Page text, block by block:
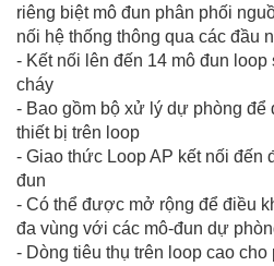
riêng biệt mô đun phân phối
nối hệ thống thông qua các đầu
- Kết nối lên đến 14 mô đun
cháy
- Bao gồm bộ xử lý dự phòng để
thiết bị trên loop
- Giao thức Loop AP kết nối đến
đun
- Có thể được mở rộng để điều
đa vùng với các mô-đun dự
- Dòng tiêu thụ trên loop cao